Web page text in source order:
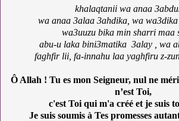
khalaqtanii wa anaa
wa anaa 3alaa 3ahdika, wa wa3dika
wa3uuzu bika min sharri maa
abu-u laka bini3matika 3alay , wa
faghfir lii, fa-innahu laa yaghfiru z-
Ô Allah ! Tu es mon Seigneur, nul ne
n’est Toi,
c'est Toi qui m'a créé et je suis
Je suis soumis à Tes promesses